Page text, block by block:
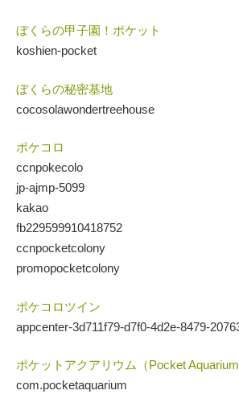
ぼくらの甲子園！ポケット
koshien-pocket
ぼくらの秘密基地
cocosolawondertreehouse
ポケコロ
ccnpokecolo
jp-ajmp-5099
kakao
fb229599910418752
ccnpocketcolony
promopocketcolony
ポケコロツイン
appcenter-3d711f79-d7f0-4d2e-8479-
ポケットアクアリウム（Pocket Aquarium
com.pocketaquarium